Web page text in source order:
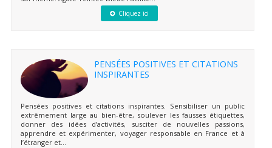
Cliquez ici
PENSÉES POSITIVES ET CITATIONS
INSPIRANTES
Pensées positives et citations inspirantes. Sensibiliser un public
extrêmement large au bien-être, soulever les fausses étiquettes,
donner des idées d’activités, susciter de nouvelles passions,
apprendre et expérimenter, voyager responsable en France et à
l’étranger et...